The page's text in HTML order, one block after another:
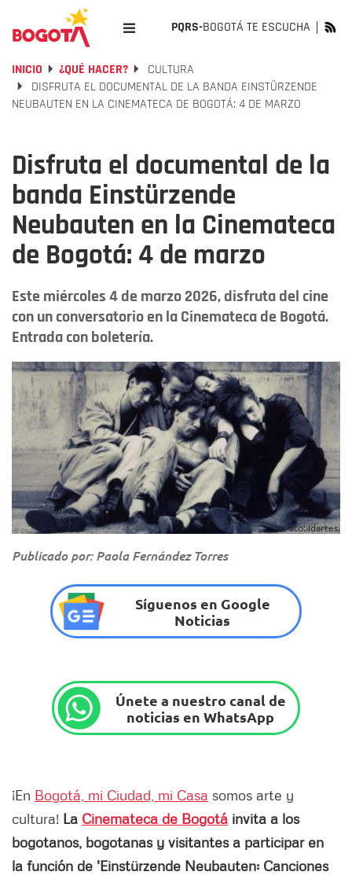
PQRS-BOGOTÁ TE ESCUCHA
INICIO ¿QUÉ HACER?
CULTURA
DISFRUTA EL DOCUMENTAL DE LA BANDA EINSTÜRZENDE
NEUBAUTEN EN LA CINEMATECA DE BOGOTÁ: 4 DE MARZO
Disfruta el documental de la
banda Einstürzende
Neubauten en la Cinemateca
de Bogotá: 4 de marzo
Este miércoles 4 de marzo 2026, disfruta del cine
con un conversatorio en la Cinemateca de Bogotá.
Entrada con boletería.
Foto: Idartes.
Publicado por: Paola Fernández Torres
Síguenos en Google
Noticias
Únete a nuestro canal de
noticias en WhatsApp
¡En Bogotá, mi Ciudad, mi Casa somos arte y
cultura! La Cinemateca de Bogotá invita a los
bogotanos, bogotanas y visitantes a participar en
la función de 'Einstürzende Neubauten: Canciones